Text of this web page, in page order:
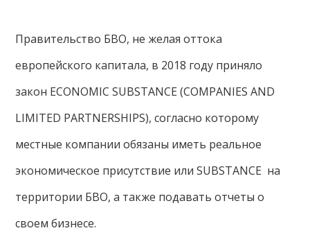
Правительство БВО, не желая оттока
европейского капитала, в 2018 году приняло
закон ECONOMIC SUBSTANCE (COMPANIES AND
LIMITED PARTNERSHIPS), согласно которому
местные компании обязаны иметь реальное
экономическое присутствие или SUBSTANCE на
территории БВО, а также подавать отчеты о
своем бизнесе.